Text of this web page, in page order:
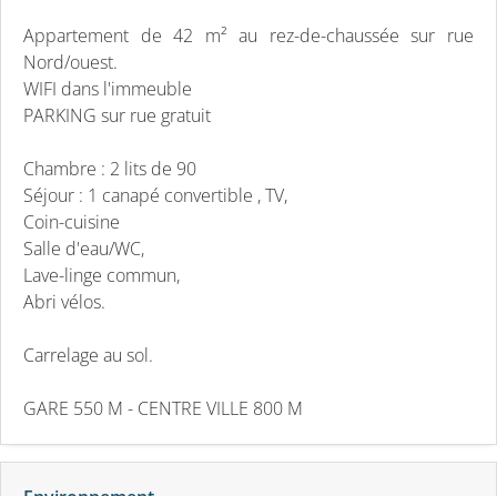
Appartement de 42 m² au rez-de-chaussée sur rue
Nord/ouest.
WIFI dans l'immeuble
PARKING sur rue gratuit
Chambre : 2 lits de 90
Séjour : 1 canapé convertible , TV,
Coin-cuisine
Salle d'eau/WC,
Lave-linge commun,
Abri vélos.
Carrelage au sol.
GARE 550 M - CENTRE VILLE 800 M